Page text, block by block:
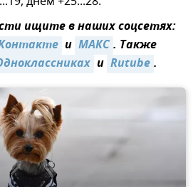
ищите в наших соцсетях:
и MAКС. Также
и Rutube.